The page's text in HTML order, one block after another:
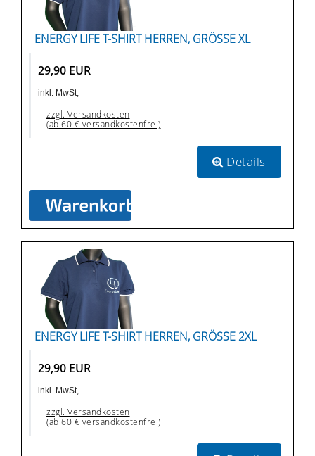
ENERGY LIFE T-SHIRT HERREN, GRÖSSE XL
29,90 EUR
inkl. MwSt,
zzgl. Versandkosten
(ab 60 € versandkostenfrei)
Details
ENERGY LIFE T-SHIRT HERREN, GRÖSSE 2XL
29,90 EUR
inkl. MwSt,
zzgl. Versandkosten
(ab 60 € versandkostenfrei)